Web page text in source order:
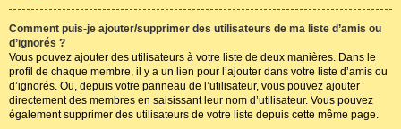
Comment puis-je ajouter/supprimer des utilisateurs de ma liste d’amis ou
d’ignorés ?
Vous pouvez ajouter des utilisateurs à votre liste de deux manières. Dans le
profil de chaque membre, il y a un lien pour l’ajouter dans votre liste d’amis ou
d’ignorés. Ou, depuis votre panneau de l’utilisateur, vous pouvez ajouter
directement des membres en saisissant leur nom d’utilisateur. Vous pouvez
également supprimer des utilisateurs de votre liste depuis cette même page.